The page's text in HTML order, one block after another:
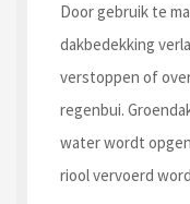
Door gebruik te
dakbedekking
verstoppen of
regenbui.
water wordt
riool vervoerd